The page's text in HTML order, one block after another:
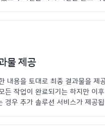
물 제공
내용을 토대로 최종 결과물을 제
든 작업이 완료되기는 하지만 이
경우 추가 솔루션 서비스가 제공